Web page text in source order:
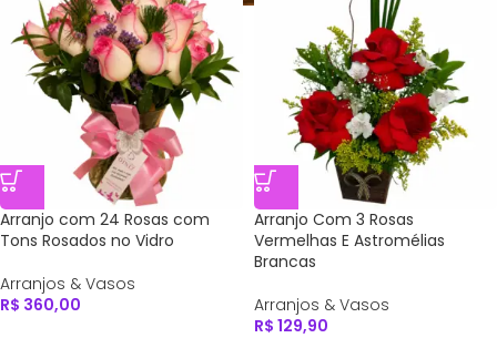
Arranjo com 24 Rosas com
Tons Rosados no Vidro
Arranjos & Vasos
R$ 360,00
Arranjo Com 3 Rosas
Vermelhas E Astromélias
Brancas
Arranjos & Vasos
R$ 129,90